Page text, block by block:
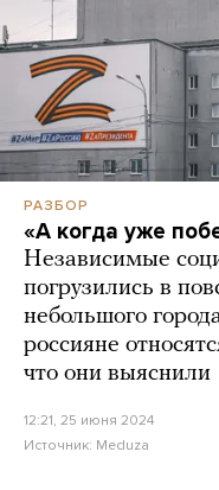
РАЗБОР
«А когда уже
Независимые
погрузились в
небольшого
россияне
что они выяснили
12:21, 25 июня 2024
Источник: Meduza